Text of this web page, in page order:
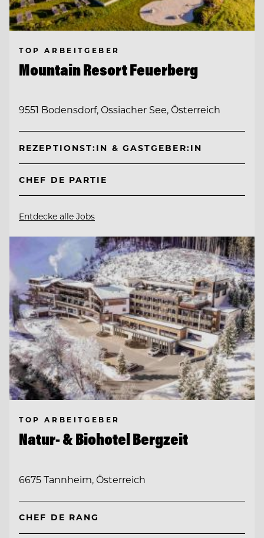
TOP ARBEITGEBER
Mountain Resort Feuerberg
9551 Bodensdorf, Ossiacher See, Österreich
REZEPTIONST:IN & GASTGEBER:IN
CHEF DE PARTIE
Entdecke alle Jobs
TOP ARBEITGEBER
Natur- & Biohotel Bergzeit
6675 Tannheim, Österreich
CHEF DE RANG